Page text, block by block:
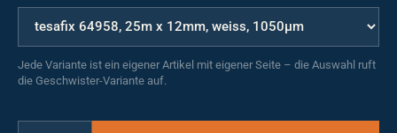
Jede Variante ist ein eigener Artikel mit eigener Seite – die Auswahl ruft
die Geschwister-Variante auf.